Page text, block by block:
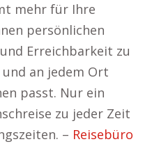
mehr für Ihre
persönlichen
Erreichbarkeit zu
an jedem Ort
passt. Nur ein
zu jeder Zeit
– Reisebüro